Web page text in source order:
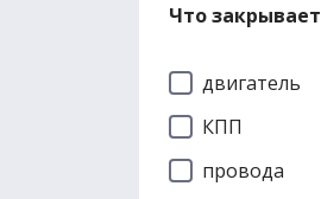
Что закрывает
двигатель
КПП
провода